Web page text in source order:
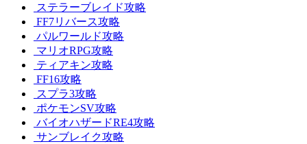
ステラーブレイド攻略
FF7リバース攻略
パルワールド攻略
マリオRPG攻略
ティアキン攻略
FF16攻略
スプラ3攻略
ポケモンSV攻略
バイオハザードRE4攻略
サンブレイク攻略